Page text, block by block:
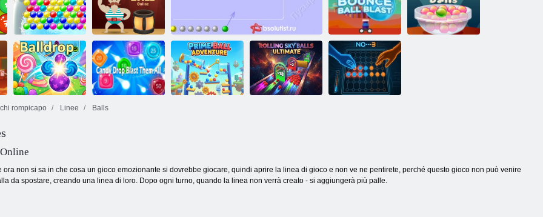
Treasures of
Asia
Linee magiche Frutta Arctic Lo stregone
Bolla
Palla della tigre
in linea
Bounce Ball
Blast
rompicapo Linee Balls
ora non si sa in che cosa un gioco emozionante si dovrebbe giocare, quindi aprire la linea di gioco e non ve ne pentirete, perché questo gioco non può venire
da spostare, creando una linea di loro. Dopo ogni turno, quando la linea non verrà creato - si aggiungerà più palle.